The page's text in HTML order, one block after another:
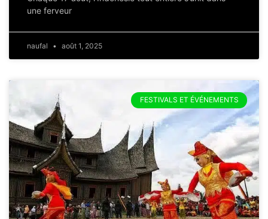
une ferveur
naufal août 1, 2025
FESTIVALS ET ÉVÉNEMENTS